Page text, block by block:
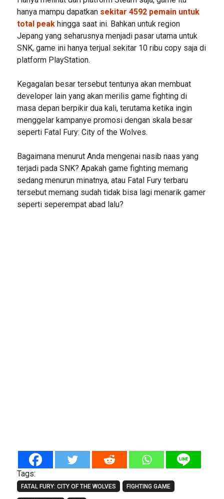
hanya mampu dapatkan sekitar 4592 pemain untuk
total peakhingga saat ini. Bahkan untuk region
Jepang yang seharusnya menjadi pasar utama untuk
SNK, game ini hanya terjual sekitar 10 ribu copy saja di
platform PlayStation.
Kegagalan besar tersebut tentunya akan membuat
developer lain yang akan merilis game fighting di
masa depan berpikir dua kali, terutama ketika ingin
menggelar kampanye promosi dengan skala besar
seperti Fatal Fury: City of the Wolves.
Bagaimana menurut Anda mengenai nasib naas yang
terjadi pada SNK? Apakah game fighting memang
sedang menurun minatnya, atau Fatal Fury terbaru
tersebut memang sudah tidak bisa lagi menarik gamer
seperti seperempat abad lalu?
Tags:
FATAL FURY: CITY OF THE WOLVES FIGHTING GAME